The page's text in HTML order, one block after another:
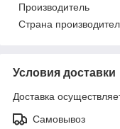
Производитель
Страна
Условия доставки
Доставка
Самовывоз